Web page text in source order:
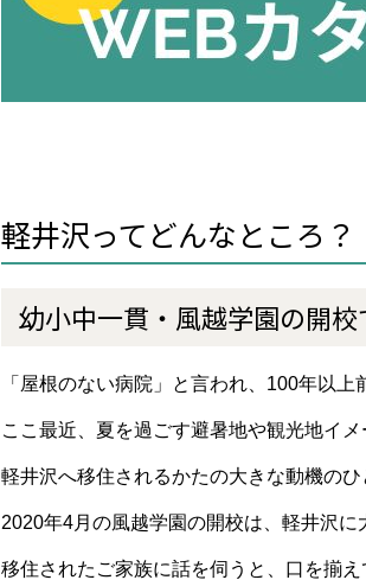
軽井沢ってどんなところ？
幼小中一貫・風越学園の開
「屋根のない病院」と言われ、100年以
ここ最近、夏を過ごす避暑地や観光地イ
軽井沢へ移住されるかたの大きな動機のひ
2020年4月の風越学園の開校は、軽井沢に
移住されたご家族に話を伺うと、口を揃